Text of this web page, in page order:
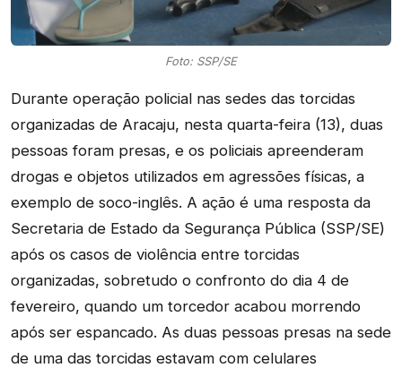
Foto: SSP/SE
Durante operação policial nas sedes das torcidas
organizadas de Aracaju, nesta quarta-feira (13), duas
pessoas foram presas, e os policiais apreenderam
drogas e objetos utilizados em agressões físicas, a
exemplo de soco-inglês. A ação é uma resposta da
Secretaria de Estado da Segurança Pública (SSP/SE)
após os casos de violência entre torcidas
organizadas, sobretudo o confronto do dia 4 de
fevereiro, quando um torcedor acabou morrendo
após ser espancado. As duas pessoas presas na sede
de uma das torcidas estavam com celulares